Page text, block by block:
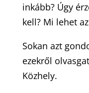
inkább? Úgy
kell? Mi lehet
Sokan azt
ezekről
Közhely.